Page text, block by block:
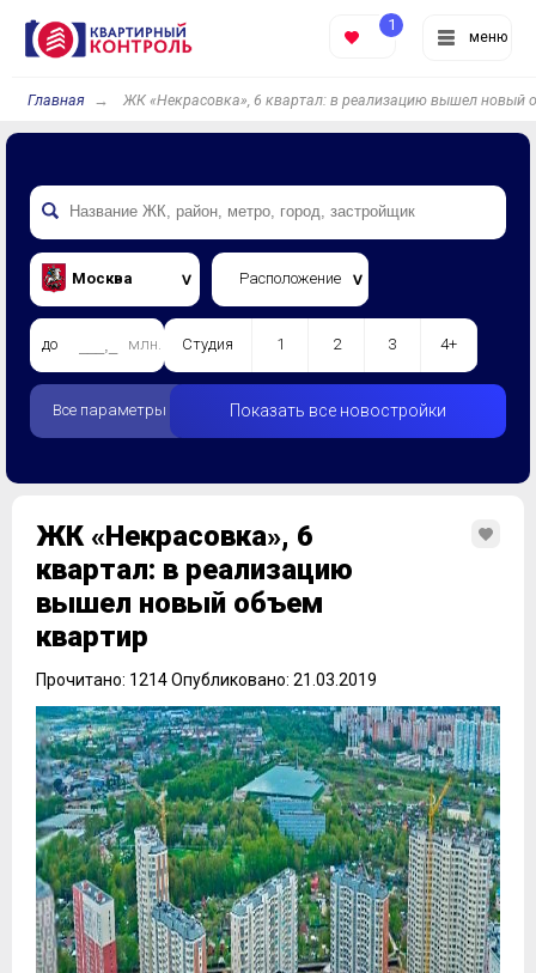
меню
1
Главная ЖК «Некрасовка», 6 квартал: в реализацию вышел новый
Москва Расположение
до млн. Студия 1 2 3 4+
Все параметры Показать все новостройки
ЖК «Некрасовка», 6
квартал: в реализацию
вышел новый объем
квартир
Прочитано: 1214 Опубликовано: 21.03.2019